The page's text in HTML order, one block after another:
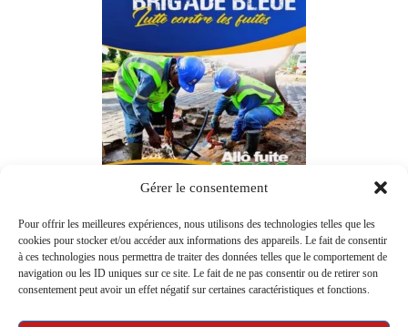
Gérer le consentement
Pour offrir les meilleures expériences, nous utilisons des technologies telles que les
cookies pour stocker et/ou accéder aux informations des appareils. Le fait de consentir
à ces technologies nous permettra de traiter des données telles que le comportement de
navigation ou les ID uniques sur ce site. Le fait de ne pas consentir ou de retirer son
consentement peut avoir un effet négatif sur certaines caractéristiques et fonctions.